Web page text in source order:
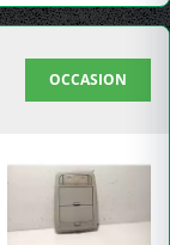
OCCASION